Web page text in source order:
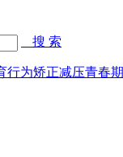
搜 索
行为矫正减压青春期